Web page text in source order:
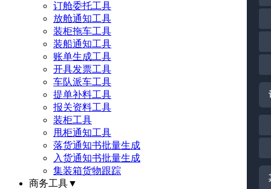
订舱委托工具
放舱通知工具
装柜拖车工具
装船通知工具
账单生成工具
开具发票工具
车队派车工具
提单补料工具
报关资料工具
装柜工具
甩柜通知工具
落货通知书批量生成
入货通知书批量生成
集装箱货物跟踪
商务工具▼